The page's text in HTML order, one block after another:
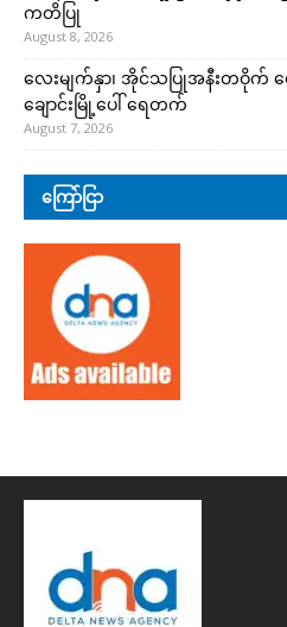
ကတိပြု
August 8, 2026
လေးမျက်နှာ၊ အိုင်သပြုအနီးတဝိုက် ရ
ချောင်းမြို့ပေါ် ရေတက်
August 7, 2026
ကြော်ငြာ